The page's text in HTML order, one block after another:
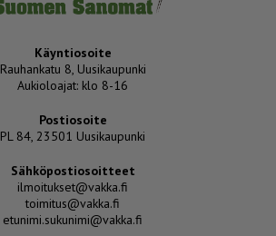
Käyntiosoite
Rauhankatu 8, Uusikaupunki
Aukioloajat: klo 8-16
Postiosoite
PL 84, 23501 Uusikaupunki
Sähköpostiosoitteet
ilmoitukset@vakka.fi
toimitus@vakka.fi
etunimi.sukunimi@vakka.fi